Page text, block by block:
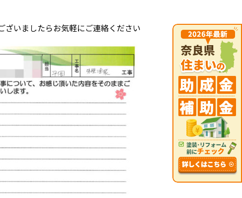
ざいましたらお気軽にご連絡ください